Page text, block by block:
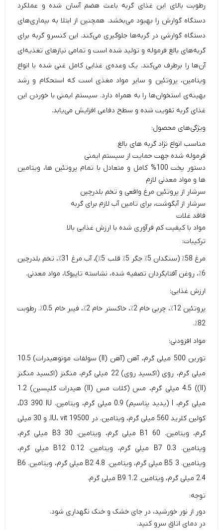
رطوبت بالای این غذای گربه باعث هضم آسان شده و عملکرد
دستگاه گوارش را بهبود می‌بخشد. همچنین از ابتلا به بیماری‌های
دستگاه گوارشی در گربه‌ها جلوگیری می‌کند. این کنسرو گربه برای
گربه‌های بالغ فرموله و تولید شده است و تمامی نیاز‌های تغذیه‌ای
آن‌ها را برطرف می‌کند. یک وعده‌ی غذایی کامل غنی شده با انواع
ویتامین، پروتئین و سایر مواد مغذی است که استحکام و رشد
بهینه‌ی استخوان‌ها را به همراه دارد. سیستم ایمنی با خوردن این
غذای گربه تقویت شده و سطح دفاعی افزایش می‌یابد.
ویژگی‌های محصول:
مناسب انواع نژاد گربه های بالغ
فرموله شده جهت حمایت از سیستم ایمنی
دستور پخت 100% کامل و متعادل با تمام پروتئین ها، ویتامین
ها و مواد معدنی لازم
سرشار از پروتئین مرغ واقعی و تخم بلدرچین
سرشار از آبگوشت، برای تامین آب لازم برای گربه
فاقد غلات
مواد با کیفیت کم فرآوری شده با ارزش غذایی بالا
ترکیبات:
مرغ 58٪ (سنگدان 5٪ جگر 5٪ قلب 5٪)، آب مرغ 31٪، تخم بلدرچین
6٪، روغن آفتابگردان تصفیه شده، نشاسته تاپیوکا، مواد معدنی.
ارزش غذایی:
پروتئین 12٪، چربی خام 2٪، خاکستر خام 2٪، فیبر خام 0.5٪. رطوبت
82٪.
مواد افزودنی:
تورین 500 میلی گرم، آهن (آهن (II) سولفات مونوهیدرات) 10.5
میلی گرم، روی (اکسید روی) 22 میلی گرم، منگنز (اکسید منگنز
(II)) 4.5 میلی گرم، مس (کلات مس (II) هیدرات گلیسین) 1.2
میلی گرم، I (یدید پتاسیم) 0.9 میلی گرم، ویتامین. D3 390 IU،
کولین کلرید 560 میلی گرم، ویتامین. در 19500 IU، vit. و 30 میلی
گرم، ویتامین. B1 60 میلی گرم، ویتامین. B3 30 میلی گرم،
ویتامین. B7 0.3 میلی گرم، ویتامین. B12 0.12 میلی گرم،
ویتامین. B5 3 میلی گرم، ویتامین. B2 4.8 میلی گرم، ویتامین. B6
2.4 میلی گرم، ویتامین. B9 1.2 میلی گرم.
توجه:
دور از نور خورشید، در جای خشک و خنک نگهداری شود.
در دمای اتاق سرو کنید.